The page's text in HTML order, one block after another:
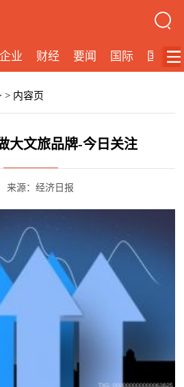
企业 财经 要闻 国际 国内
> 内容页
大文旅品牌-今日关注
来源：经济日报